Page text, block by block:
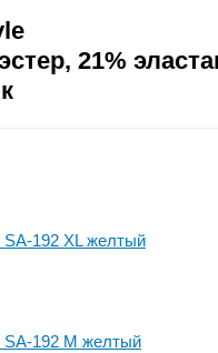
21%
192 XL желтый
192 M желтый